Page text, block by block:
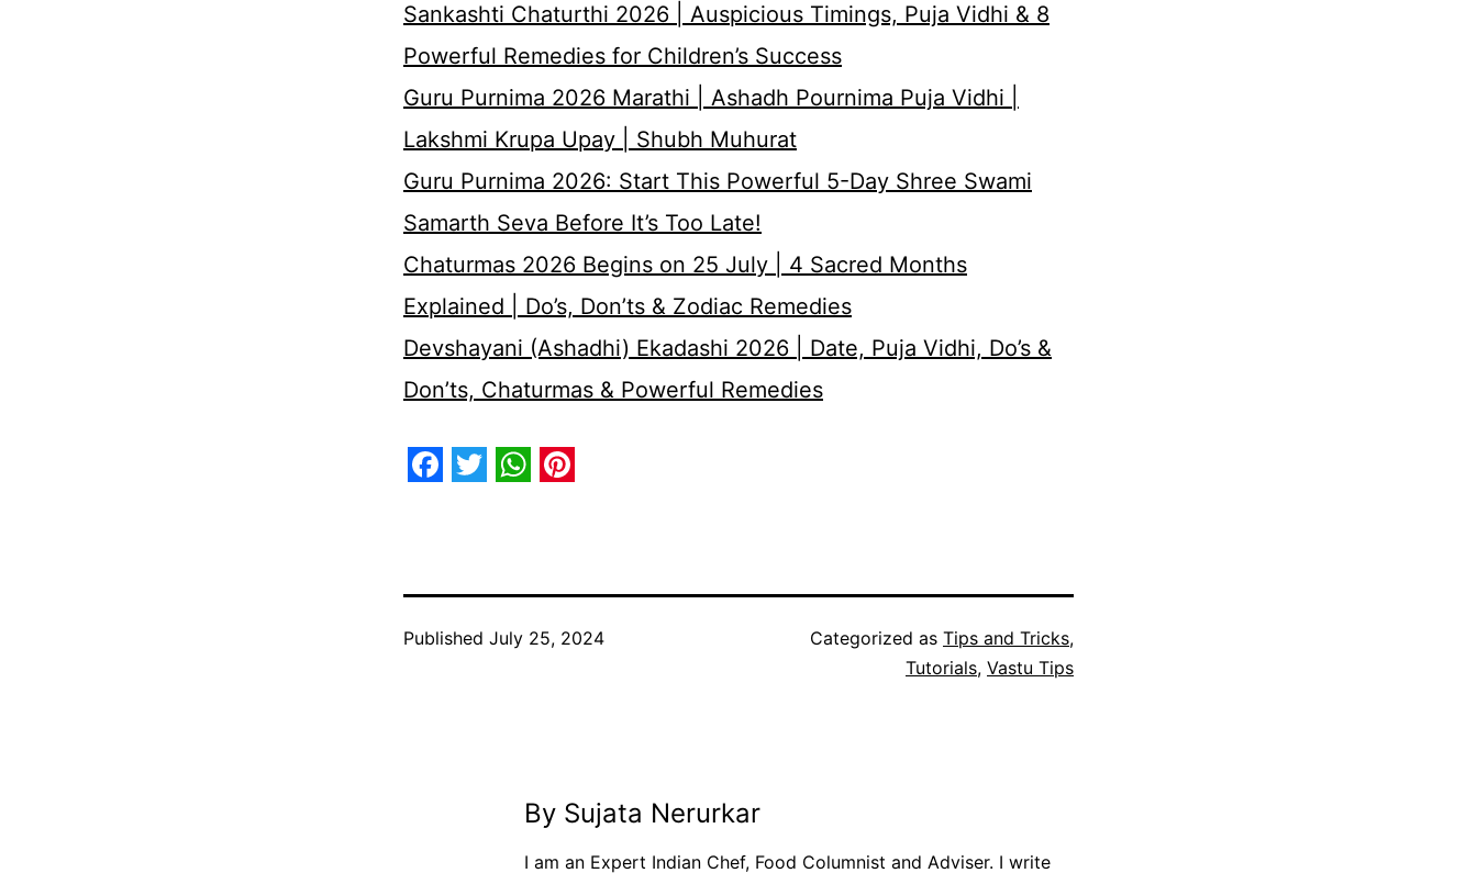
Sankashti Chaturthi 2026 | Auspicious Timings, Puja Vidhi & 8
Powerful Remedies for Children’s Success
Guru Purnima 2026 Marathi | Ashadh Pournima Puja Vidhi |
Lakshmi Krupa Upay | Shubh Muhurat
Guru Purnima 2026: Start This Powerful 5-Day Shree Swami
Samarth Seva Before It’s Too Late!
Chaturmas 2026 Begins on 25 July | 4 Sacred Months
Explained | Do’s, Don’ts & Zodiac Remedies
Devshayani (Ashadhi) Ekadashi 2026 | Date, Puja Vidhi, Do’s &
Don’ts, Chaturmas & Powerful Remedies
Published July 25, 2024 Categorized as Tips and Tricks,
Tutorials, Vastu Tips
By Sujata Nerurkar
I am an Expert Indian Chef, Food Columnist and Adviser. I write